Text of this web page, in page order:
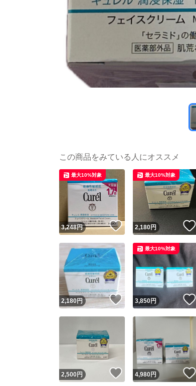
この商品をみている人にオススメ
3,248円 いいね！
最大10%対象
2,180円
最大10%対象
2,180円 いいね！
3,850円
最大10%対象
2,500円 いいね！
4,980円